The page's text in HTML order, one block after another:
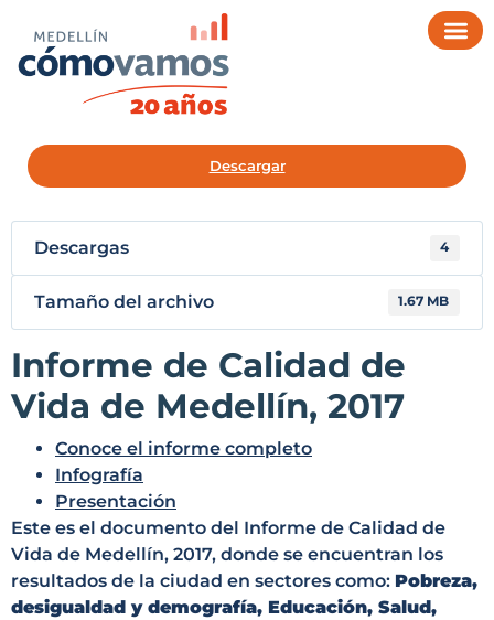
Descargar
Descargas 4
Tamaño del archivo 1.67 MB
Informe de Calidad de
Vida de Medellín, 2017
Conoce el informe completo
Infografía
Presentación
Este es el documento del Informe de Calidad de
Vida de Medellín, 2017, donde se encuentran los
resultados de la ciudad en sectores como: Pobreza,
desigualdad y demografía, Educación, Salud,